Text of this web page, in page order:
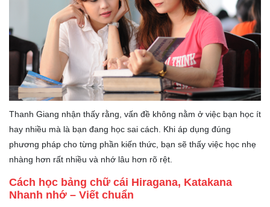
Thanh Giang nhận thấy rằng, vấn đề không nằm ở việc bạn học ít
hay nhiều mà là bạn đang học sai cách. Khi áp dụng đúng
phương pháp cho từng phần kiến thức, bạn sẽ thấy việc học nhẹ
nhàng hơn rất nhiều và nhớ lâu hơn rõ rệt.
Cách học bảng chữ cái Hiragana, Katakana
Nhanh nhớ – Viết chuẩn